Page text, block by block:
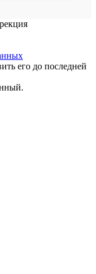
его до последней